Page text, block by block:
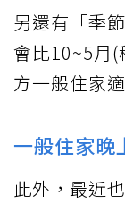
另還有「季
會比10~5月(
方一般住家
一般住家晚
此外，最近